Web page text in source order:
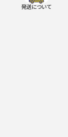
発送について